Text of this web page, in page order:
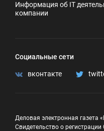
Информация об IT
компании
Социальные сети
вконтакте
Деловая электронная газета
Свидетельство о